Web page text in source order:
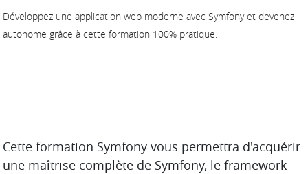
Développez une application web moderne avec Symfony et devenez
autonome grâce à cette formation 100% pratique.
DESCRIPTION
Cette formation Symfony vous permettra d'acquérir
une maîtrise complète de Symfony, le framework